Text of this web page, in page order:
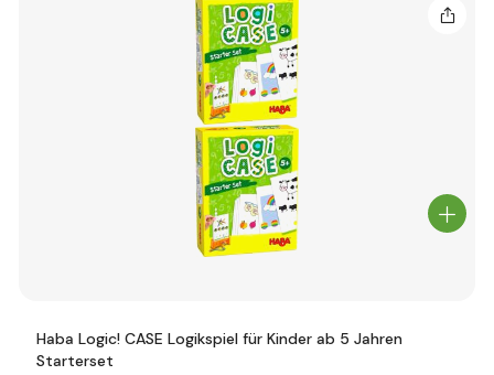
Haba Logic! CASE Logikspiel für Kinder ab 5 Jahren
Starterset